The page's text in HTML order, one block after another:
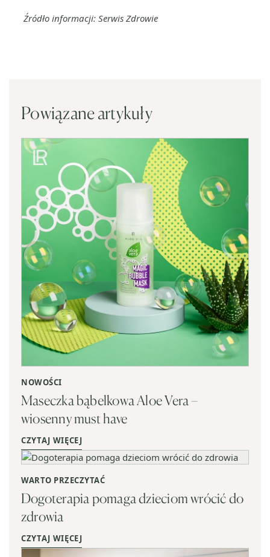
Źródło informacji: Serwis Zdrowie
Powiązane artykuły
NOWOŚCI
Maseczka bąbelkowa Aloe Vera –
wiosenny must have
CZYTAJ WIĘCEJ
WARTO PRZECZYTAĆ
Dogoterapia pomaga dzieciom wrócić do
zdrowia
CZYTAJ WIĘCEJ